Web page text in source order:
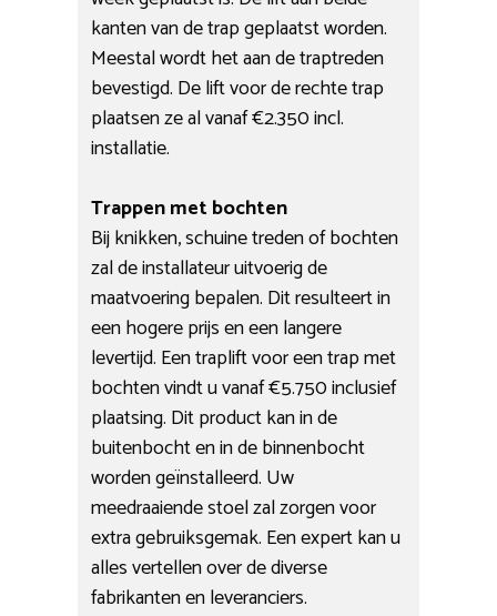
kanten van de trap geplaatst worden.
Meestal wordt het aan de traptreden
bevestigd. De lift voor de rechte trap
plaatsen ze al vanaf €2.350 incl.
installatie.
Trappen met bochten
Bij knikken, schuine treden of bochten
zal de installateur uitvoerig de
maatvoering bepalen. Dit resulteert in
een hogere prijs en een langere
levertijd. Een traplift voor een trap met
bochten vindt u vanaf €5.750 inclusief
plaatsing. Dit product kan in de
buitenbocht en in de binnenbocht
worden geïnstalleerd. Uw
meedraaiende stoel zal zorgen voor
extra gebruiksgemak. Een expert kan u
alles vertellen over de diverse
fabrikanten en leveranciers.